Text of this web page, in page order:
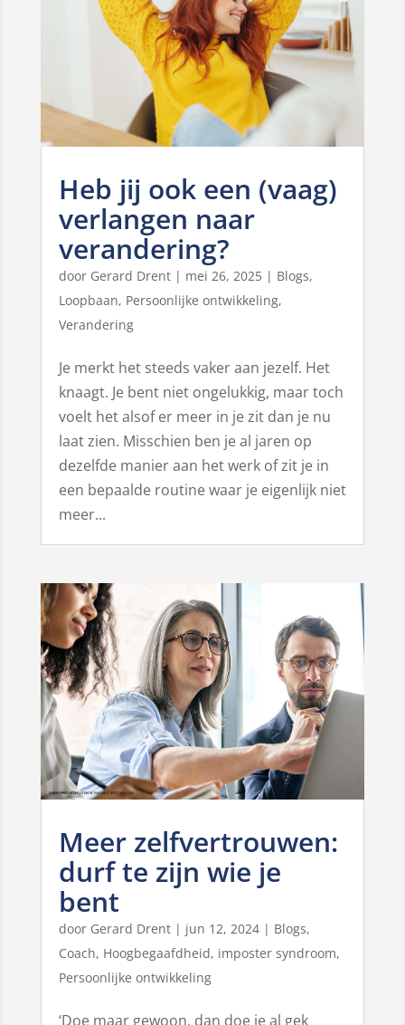
Heb jij ook een (vaag)
verlangen naar
verandering?
door Gerard Drent| mei 26, 2025| Blogs,
Loopbaan, Persoonlijke ontwikkeling,
Verandering
Je merkt het steeds vaker aan jezelf. Het
knaagt. Je bent niet ongelukkig, maar toch
voelt het alsof er meer in je zit dan je nu
laat zien. Misschien ben je al jaren op
dezelfde manier aan het werk of zit je in
een bepaalde routine waar je eigenlijk niet
meer...
Meer zelfvertrouwen:
durf te zijn wie je
bent
door Gerard Drent| jun 12, 2024| Blogs,
Coach, Hoogbegaafdheid, imposter syndroom,
Persoonlijke ontwikkeling
‘Doe maar gewoon, dan doe je al gek